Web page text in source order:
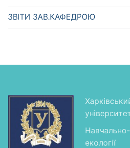
ЗВІТИ ЗАВ.КАФЕДРОЮ
екології